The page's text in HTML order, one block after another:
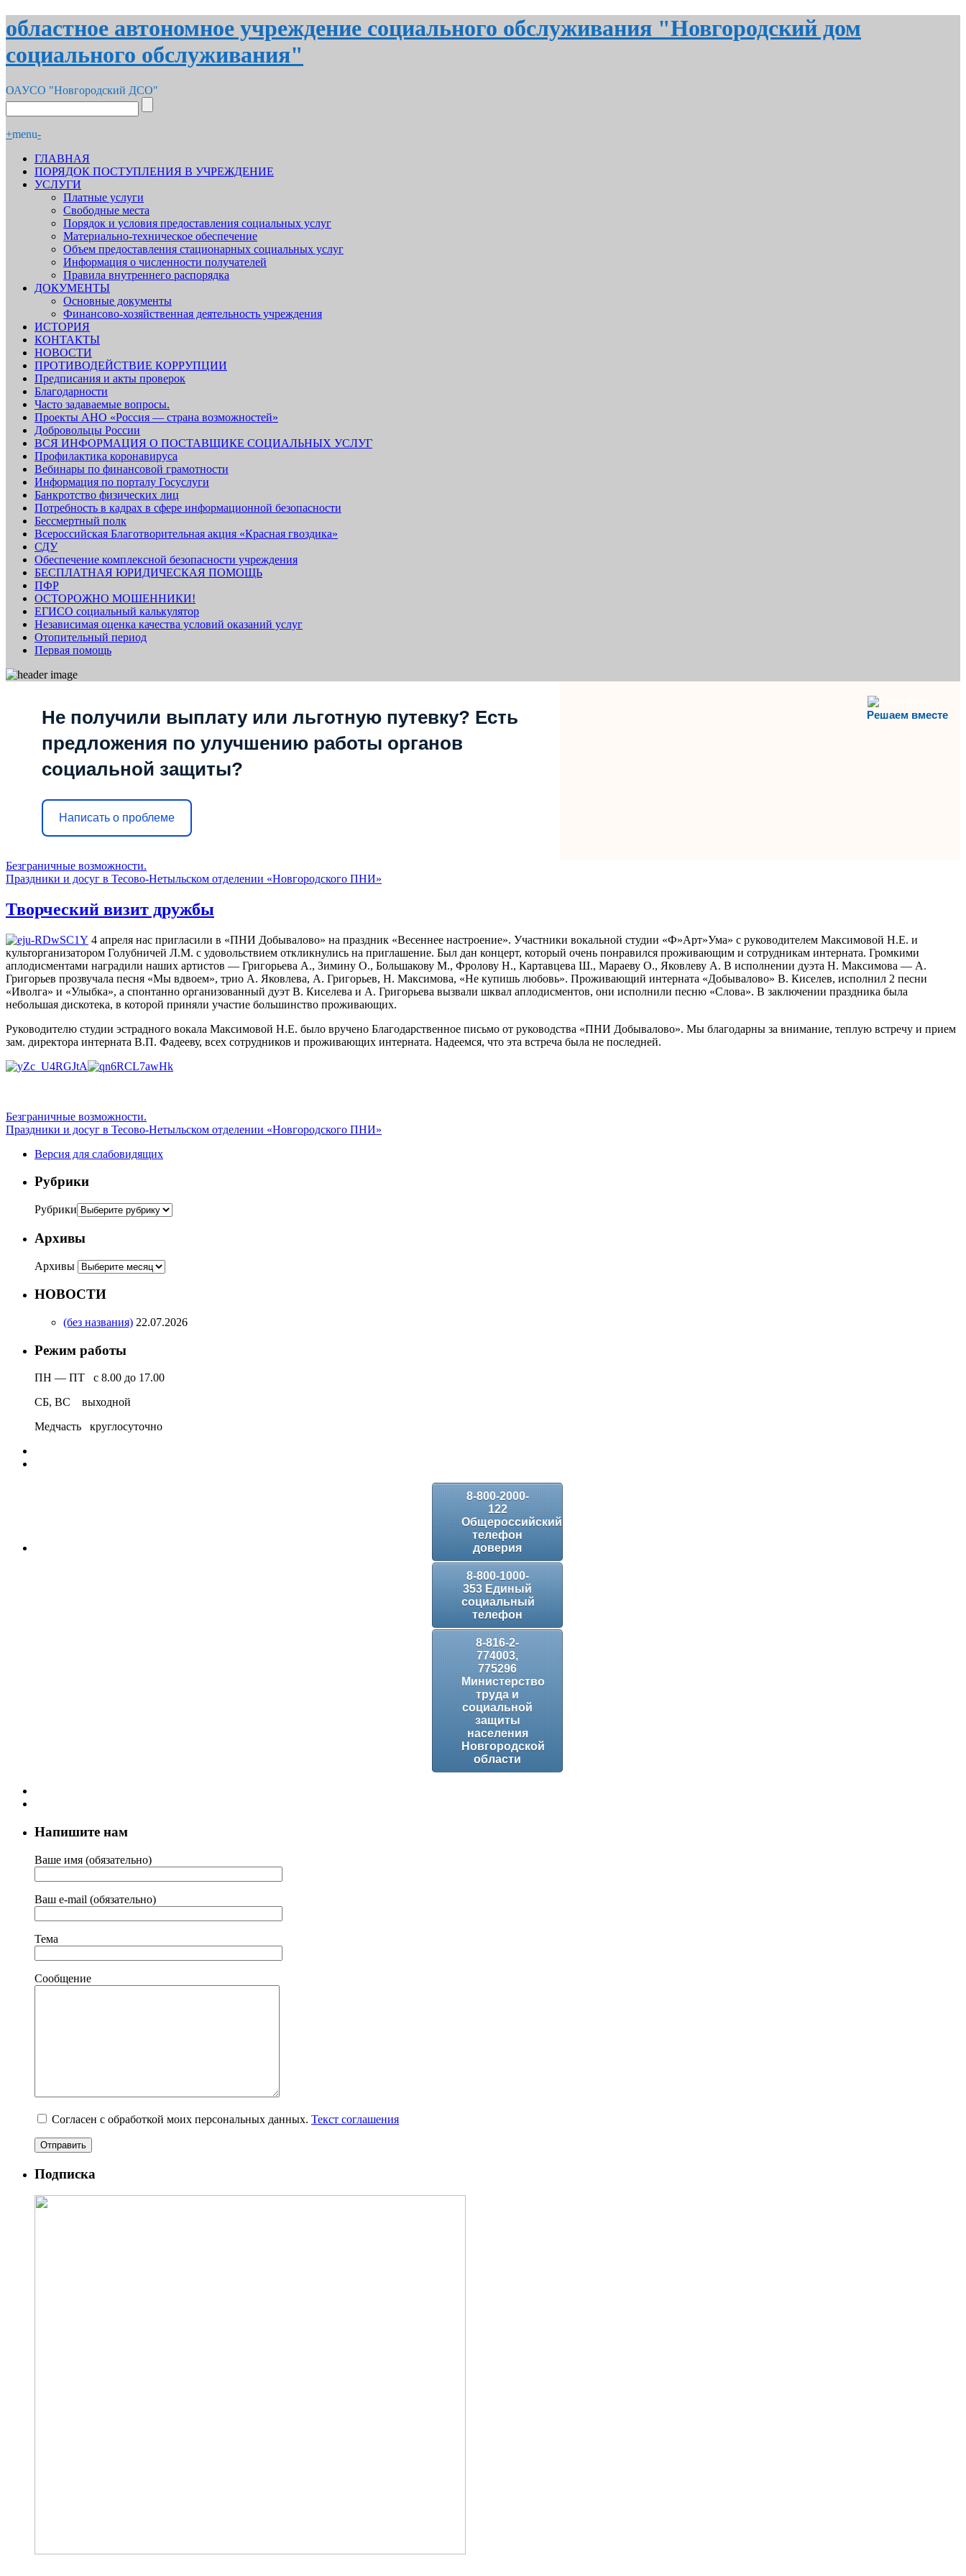
областное автономное учреждение социального обслуживания "Новгородский дом
социального обслуживания"
ОАУСО "Новгородский ДСО"
+menu-
ГЛАВНАЯ
ПОРЯДОК ПОСТУПЛЕНИЯ В УЧРЕЖДЕНИЕ
УСЛУГИ
Платные услуги
Свободные места
Порядок и условия предоставления социальных услуг
Материально-техническое обеспечение
Объем предоставления стационарных социальных услуг
Информация о численности получателей
Правила внутреннего распорядка
ДОКУМЕНТЫ
Основные документы
Финансово-хозяйственная деятельность учреждения
ИСТОРИЯ
КОНТАКТЫ
НОВОСТИ
ПРОТИВОДЕЙСТВИЕ КОРРУПЦИИ
Предписания и акты проверок
Благодарности
Часто задаваемые вопросы.
Проекты АНО «Россия — страна возможностей»
Добровольцы России
ВСЯ ИНФОРМАЦИЯ О ПОСТАВЩИКЕ СОЦИАЛЬНЫХ УСЛУГ
Профилактика коронавируса
Вебинары по финансовой грамотности
Информация по порталу Госуслуги
Банкротство физических лиц
Потребность в кадрах в сфере информационной безопасности
Бессмертный полк
Всероссийская Благотворительная акция «Красная гвоздика»
СДУ
Обеспечение комплексной безопасности учреждения
БЕСПЛАТНАЯ ЮРИДИЧЕСКАЯ ПОМОЩЬ
ПФР
ОСТОРОЖНО МОШЕННИКИ!
ЕГИСО социальный калькулятор
Независимая оценка качества условий оказаний услуг
Отопительный период
Первая помощь
Решаем вместе
Не получили выплату или льготную путевку? Есть
предложения по улучшению работы органов
социальной защиты?
Написать о проблеме
Безграничные возможности.
Праздники и досуг в Тесово-Нетыльском отделении «Новгородского ПНИ»
Творческий визит дружбы
4 апреля нас пригласили в «ПНИ Добывалово» на праздник «Весеннее настроение». Участники вокальной студии «Ф»Арт»Ума» с руководителем Максимовой Н.Е. и
культорганизатором Голубничей Л.М. с удовольствием откликнулись на приглашение. Был дан концерт, который очень понравился проживающим и сотрудникам интерната. Громкими
аплодисментами наградили наших артистов — Григорьева А., Зимину О., Большакову М., Фролову Н., Картавцева Ш., Мараеву О., Яковлеву А. В исполнении дуэта Н. Максимова — А.
Григорьев прозвучала песня «Мы вдвоем», трио А. Яковлева, А. Григорьев, Н. Максимова, «Не купишь любовь». Проживающий интерната «Добывалово» В. Киселев, исполнил 2 песни
«Иволга» и «Улыбка», а спонтанно организованный дуэт В. Киселева и А. Григорьева вызвали шквал аплодисментов, они исполнили песню «Слова». В заключении праздника была
небольшая дискотека, в которой приняли участие большинство проживающих.
Руководителю студии эстрадного вокала Максимовой Н.Е. было вручено Благодарственное письмо от руководства «ПНИ Добывалово». Мы благодарны за внимание, теплую встречу и прием
зам. директора интерната В.П. Фадееву, всех сотрудников и проживающих интерната. Надеемся, что эта встреча была не последней.
Безграничные возможности.
Праздники и досуг в Тесово-Нетыльском отделении «Новгородского ПНИ»
Версия для слабовидящих
Рубрики
Рубрики
Архивы
Архивы
НОВОСТИ
(без названия) 22.07.2026
Режим работы
ПН — ПТ с 8.00 до 17.00
СБ, ВС выходной
Медчасть круглосуточно
8-800-2000-
122
Общероссийский
телефон
доверия
8-800-1000-
353 Единый
социальный
телефон
8-816-2-
774003,
775296
Министерство
труда и
социальной
защиты
населения
Новгородской
области
Напишите нам
Ваше имя (обязательно)
Ваш e-mail (обязательно)
Тема
Сообщение
Согласен с обработкой моих персональных данных. Текст соглашения
Подписка